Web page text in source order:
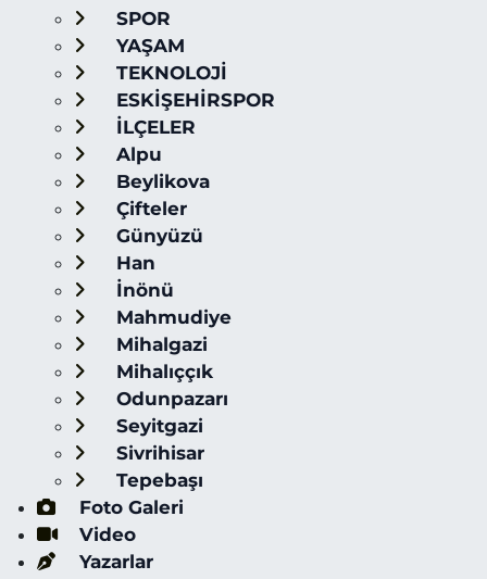
SPOR
YAŞAM
TEKNOLOJİ
ESKİŞEHİRSPOR
İLÇELER
Alpu
Beylikova
Çifteler
Günyüzü
Han
İnönü
Mahmudiye
Mihalgazi
Mihalıççık
Odunpazarı
Seyitgazi
Sivrihisar
Tepebaşı
Foto Galeri
Video
Yazarlar